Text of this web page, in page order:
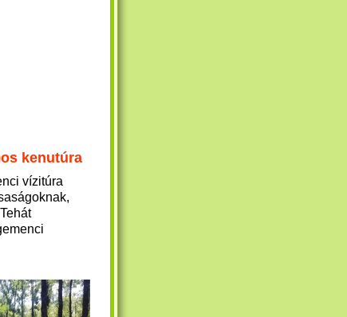
kenutúra
vízitúra